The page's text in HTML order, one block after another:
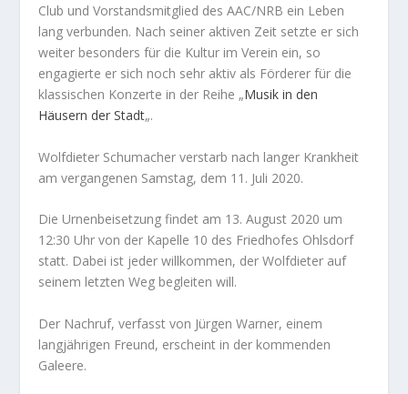
Club und Vorstandsmitglied des AAC/NRB ein Leben
lang verbunden. Nach seiner aktiven Zeit setzte er sich
weiter besonders für die Kultur im Verein ein, so
engagierte er sich noch sehr aktiv als Förderer für die
klassischen Konzerte in der Reihe „Musik in den
Häusern der Stadt„.
Wolfdieter Schumacher verstarb nach langer Krankheit
am vergangenen Samstag, dem 11. Juli 2020.
Die Urnenbeisetzung findet am 13. August 2020 um
12:30 Uhr von der Kapelle 10 des Friedhofes Ohlsdorf
statt. Dabei ist jeder willkommen, der Wolfdieter auf
seinem letzten Weg begleiten will.
Der Nachruf, verfasst von Jürgen Warner, einem
langjährigen Freund, erscheint in der kommenden
Galeere.